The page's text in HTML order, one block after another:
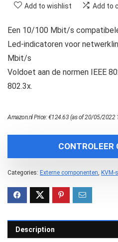
Add to wishlist Add to
Een 10/100 Mbit/s
Led-indicatoren voor
Mbit/s
Voldoet aan de normen IEEE
802.3x.
Amazon.nl Price:€124.63 (as of 20/05/2022
CONTROLEER
Categories: Externe componenten KVM-
Description